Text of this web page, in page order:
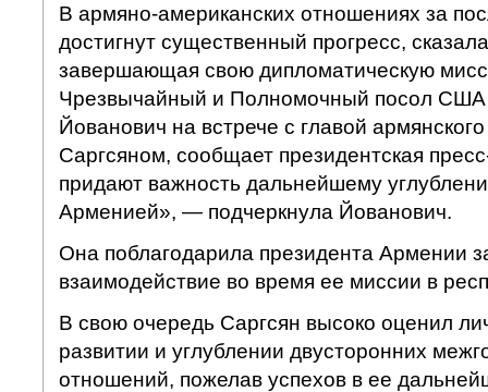
В армяно-американских отношениях за
достигнут существенный прогресс,
завершающая свою дипломатическую
Чрезвычайный и Полномочный посол
Йованович на встрече с главой
Саргсяном, сообщает президентская
придают важность дальнейшему
Арменией», — подчеркнула Йованович.
Она поблагодарила президента Армении
взаимодействие во время ее миссии в
В свою очередь Саргсян высоко оценил
развитии и углублении двусторонних
отношений, пожелав успехов в ее